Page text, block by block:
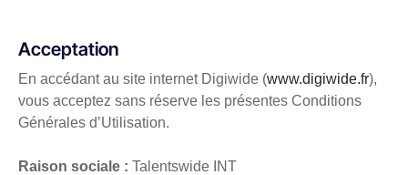
Acceptation
En accédant au site internet Digiwide (www.digiwide.fr),
vous acceptez sans réserve les présentes Conditions
Générales d’Utilisation.
Raison sociale : Talentswide INT